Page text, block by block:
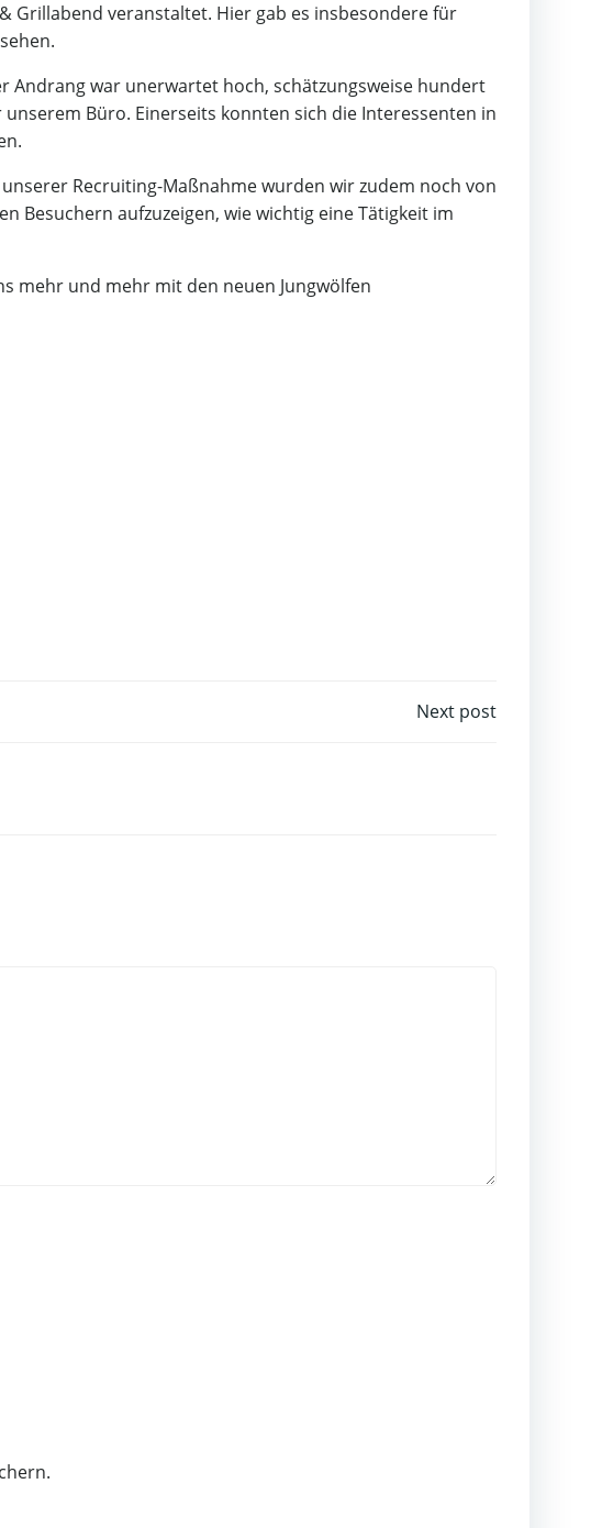
Grillabend veranstaltet. Hier gab es insbesondere für
Andrang war unerwartet hoch, schätzungsweise hundert
Büro. Einerseits konnten sich die Interessenten in
Recruiting-Maßnahme wurden wir zudem noch von
Besuchern aufzuzeigen, wie wichtig eine Tätigkeit im
mehr und mehr mit den neuen Jungwölfen
Next post